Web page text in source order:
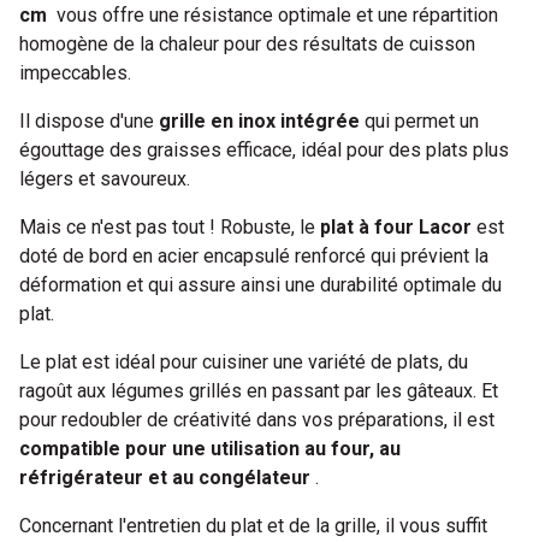
cm vous offre une résistance optimale et une répartition
homogène de la chaleur pour des résultats de cuisson
impeccables.
Il dispose d'une grille en inox intégrée qui permet un
égouttage des graisses efficace, idéal pour des plats plus
légers et savoureux.
Mais ce n'est pas tout ! Robuste, le plat à four Lacor est
doté de bord en acier encapsulé renforcé qui prévient la
déformation et qui assure ainsi une durabilité optimale du
plat.
Le plat est idéal pour cuisiner une variété de plats, du
ragoût aux légumes grillés en passant par les gâteaux. Et
pour redoubler de créativité dans vos préparations, il est
compatible pour une utilisation au four, au
réfrigérateur et au congélateur .
Concernant l'entretien du plat et de la grille, il vous suffit